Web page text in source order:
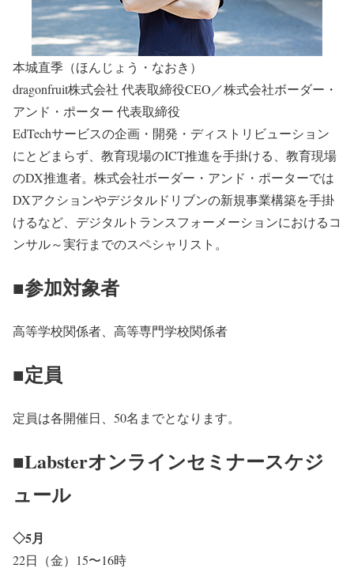
本城直季（ほんじょう・なおき）
dragonfruit株式会社 代表取締役CEO／株式会社ボーダー・
アンド・ポーター 代表取締役
EdTechサービスの企画・開発・ディストリビューション
にとどまらず、教育現場のICT推進を手掛ける、教育現場
のDX推進者。株式会社ボーダー・アンド・ポーターでは
DXアクションやデジタルドリブンの新規事業構築を手掛
けるなど、デジタルトランスフォーメーションにおけるコ
ンサル～実行までのスペシャリスト。
■参加対象者
高等学校関係者、高等専門学校関係者
■定員
定員は各開催日、50名までとなります。
■Labsterオンラインセミナースケジ
ュール
◇5月
22日（金）15〜16時